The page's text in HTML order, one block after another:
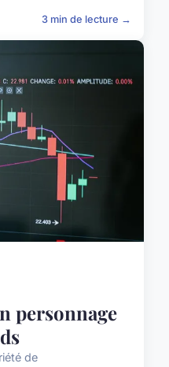
3 min de lecture →
personnage
de